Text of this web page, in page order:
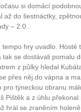
si domácí
až do šestnáctky,
– 2:0..
hry uvadlo. Hosté
se dostávali pomalu
z půlky hledal
přes něj do vápna a
týneckou obranu
Pištěk a z úhlu
hrál se zraněním